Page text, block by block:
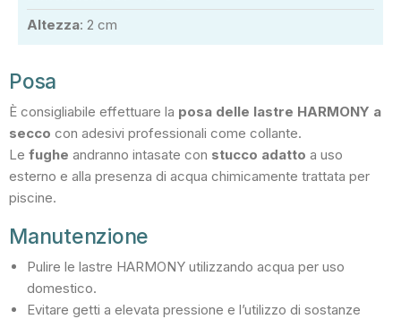
Altezza: 2 cm
Posa
È consigliabile effettuare la posa delle lastre HARMONY a
secco con adesivi professionali come collante.
Le fughe andranno intasate con stucco adatto a uso
esterno e alla presenza di acqua chimicamente trattata per
piscine.
Manutenzione
Pulire le lastre HARMONY utilizzando acqua per uso
domestico.
Evitare getti a elevata pressione e l’utilizzo di sostanze